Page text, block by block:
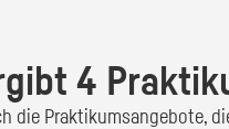
4
die Praktikumsangebote,